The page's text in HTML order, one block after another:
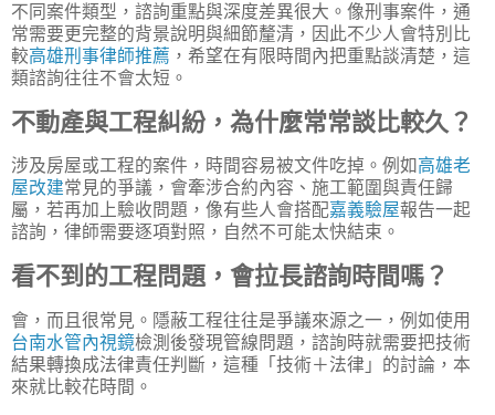
不同案件類型，諮詢重點與深度差異很大。像刑事案件，通
常需要更完整的背景說明與細節釐清，因此不少人會特別比
較高雄刑事律師推薦 ，希望在有限時間內把重點談清楚，這
類諮詢往往不會太短。
不動產與工程糾紛，為什麼常常談比較久？
涉及房屋或工程的案件，時間容易被文件吃掉。例如 高雄老
屋改建常見的爭議，會牽涉合約內容、施工範圍與責任歸
屬，若再加上驗收問題，像有些人會搭配嘉義驗屋報告一起
諮詢，律師需要逐項對照，自然不可能太快結束。
看不到的工程問題，會拉長諮詢時間嗎？
會，而且很常見。隱蔽工程往往是爭議來源之一，例如使用
台南水管內視鏡檢測後發現管線問題，諮詢時就需要把技術
結果轉換成法律責任判斷，這種「技術＋法律」的討論，本
來就比較花時間。